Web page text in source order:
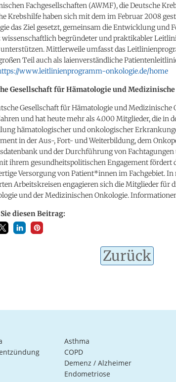
Fachgesellschaften (AWMF), die Deutsche
Krebshilfe haben sich mit dem im Februar 2008
das Ziel gesetzt, gemeinsam die Entwicklung und
wissenschaftlich begründeter und praktikabler
Mittlerweile umfasst das
Teil auch als laienverständliche
www.leitlinienprogramm-onkologie.de/home
Gesellschaft für Hämatologie und Medizinische
Gesellschaft für Hämatologie und Medizinische
und hat heute mehr als 4.000 Mitglieder, die in
hämatologischer und onkologischer
in der Aus-, Fort- und Weiterbildung, dem
und der Durchführung von
ihrem gesundheitspolitischen Engagement fördert
Versorgung von Patient*innen im Fachgebiet.
Arbeitskreisen engagieren sich die Mitglieder für
und der Medizinischen Onkologie.
diesen Beitrag:
Zurück
Asthma
COPD
Demenz / Alzheimer
Endometriose